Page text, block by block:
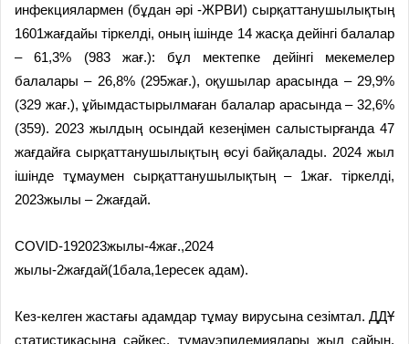
инфекциялармен (бұдан әрі -ЖРВИ) сырқаттанушылықтың
1601жағдайы тіркелді, оның ішінде 14 жасқа дейінгі балалар
– 61,3% (983 жағ.): бұл мектепке дейінгі мекемелер
балалары – 26,8% (295жағ.), оқушылар арасында – 29,9%
(329 жағ.), ұйымдастырылмаған балалар арасында – 32,6%
(359). 2023 жылдың осындай кезеңімен салыстырғанда 47
жағдайға сырқаттанушылықтың өсуі байқалады. 2024 жыл
ішінде тұмаумен сырқаттанушылықтың – 1жағ. тіркелді,
2023жылы – 2жағдай.
СОVID-192023жылы-4жағ.,2024
жылы-2жағдай(1бала,1ересек адам).
Кез-келген жастағы адамдар тұмау вирусына сезімтал. ДДҰ
статистикасына сәйкес, тұмауэпидемиялары жыл сайын,